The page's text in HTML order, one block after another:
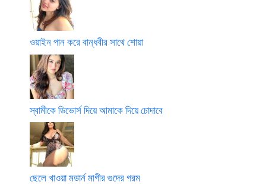
ওয়াইন পান করে বান্ধবীর সাথে শোয়া
স্বামীকে ডিভোর্স দিয়ে আমাকে দিয়ে চোদাবে
ছেলে খাওয়া মডার্ন মাগীর গুদের গরম